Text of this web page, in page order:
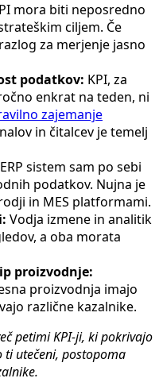
mora biti neposredno
ciljem. Če
za merjenje jasno
podatkov: KPI, za
enkrat na teden, ni
zajemanje
in čitalcev je temelj
ERP sistem sam po sebi
podatkov. Nujna je
in MES platformami.
Vodja izmene in analitik
a oba morata
proizvodnje:
proizvodnja imajo
različne kazalnike.
petimi KPI-ji, ki pokrivajo
ti utečeni, postopoma